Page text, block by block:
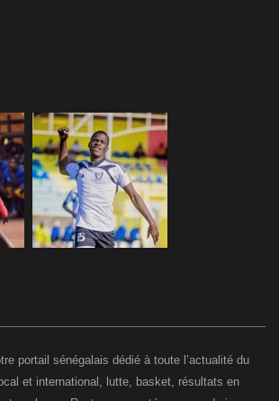
portail sénégalais dédié à toute l’actualité du
et international, lutte, basket, résultats en